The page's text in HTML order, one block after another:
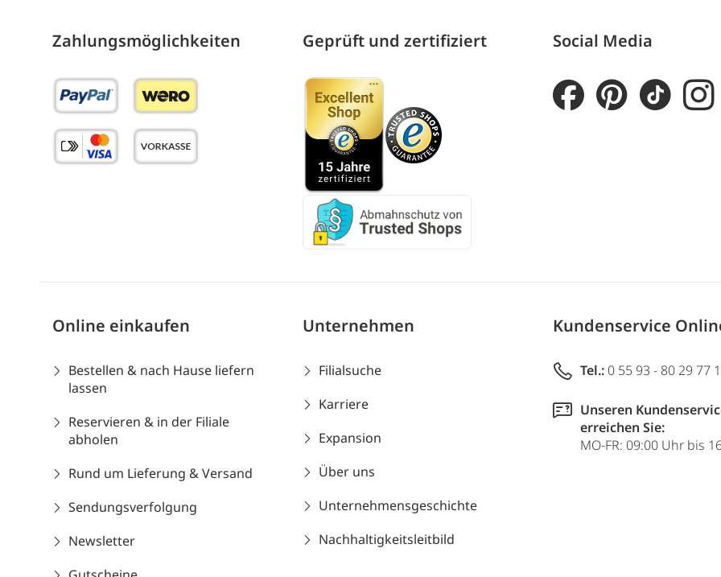
Zahlungs­möglich­keiten Geprüft und zertifiziert Social Media
Online einkaufen
Bestellen & nach Hause liefern
lassen
Reservieren & in der Filiale
abholen
Rund um Lieferung & Versand
Sendungsverfolgung
Newsletter
Unternehmen
Filialsuche
Karriere
Expansion
Über uns
Unternehmensgeschichte
Nachhaltigkeitsleitbild
Kundenservice
Tel.: 0 55 93 - 80 29 77
Unseren
erreichen Sie:
MO-FR: 09:00 Uhr bis